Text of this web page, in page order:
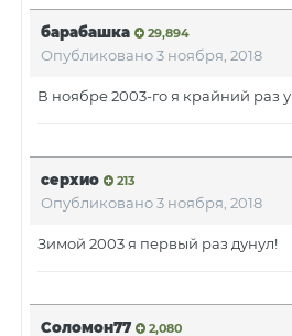
барабашка 29,894
Опубликовано3 ноября, 2018
В ноябре 2003-го я крайний раз
серхио 213
Опубликовано3 ноября, 2018
Зимой 2003 я первый раз дунул!
Соломон77 2,080